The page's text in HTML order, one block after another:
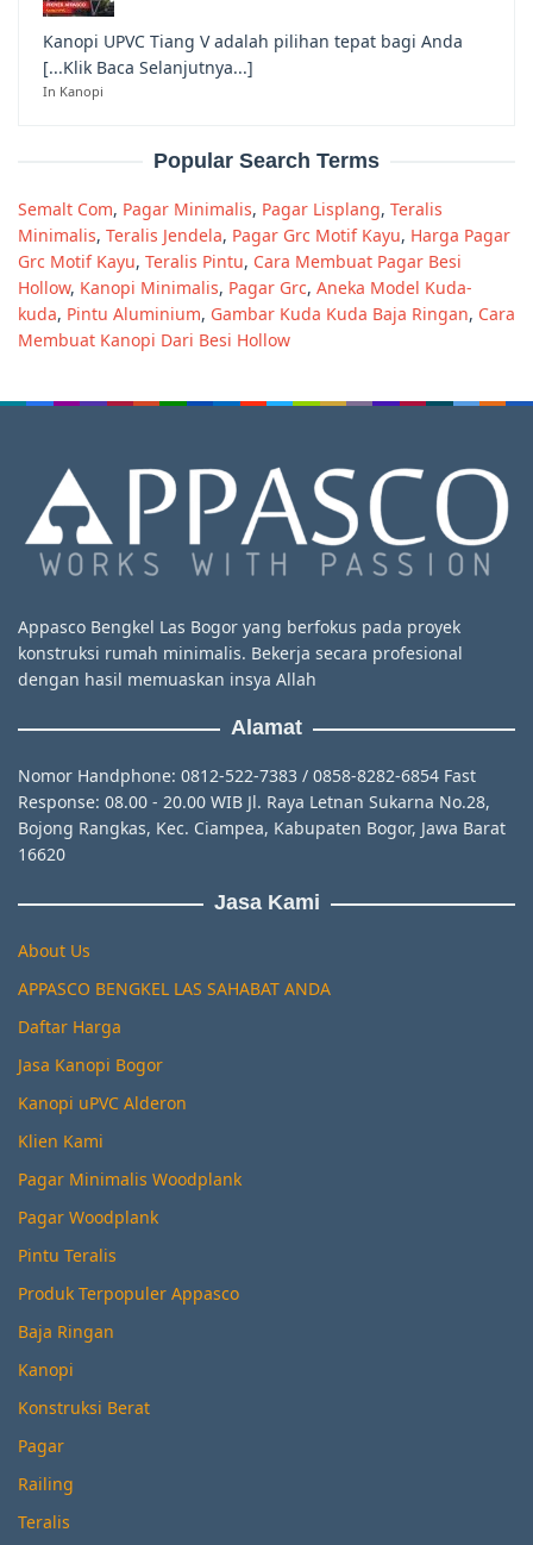
Kanopi UPVC Tiang V adalah pilihan tepat bagi Anda
[...Klik Baca Selanjutnya...]
In Kanopi
Popular Search Terms
Semalt Com, Pagar Minimalis, Pagar Lisplang, Teralis
Minimalis, Teralis Jendela, Pagar Grc Motif Kayu, Harga Pagar
Grc Motif Kayu, Teralis Pintu, Cara Membuat Pagar Besi
Hollow, Kanopi Minimalis, Pagar Grc, Aneka Model Kuda-
kuda, Pintu Aluminium, Gambar Kuda Kuda Baja Ringan, Cara
Membuat Kanopi Dari Besi Hollow
Appasco Bengkel Las Bogor yang berfokus pada proyek
konstruksi rumah minimalis. Bekerja secara profesional
dengan hasil memuaskan insya Allah
Alamat
Nomor Handphone: 0812-522-7383 / 0858-8282-6854 Fast
Response: 08.00 - 20.00 WIB Jl. Raya Letnan Sukarna No.28,
Bojong Rangkas, Kec. Ciampea, Kabupaten Bogor, Jawa Barat
16620
Jasa Kami
About Us
APPASCO BENGKEL LAS SAHABAT ANDA
Daftar Harga
Jasa Kanopi Bogor
Kanopi uPVC Alderon
Klien Kami
Pagar Minimalis Woodplank
Pagar Woodplank
Pintu Teralis
Produk Terpopuler Appasco
Baja Ringan
Kanopi
Konstruksi Berat
Pagar
Railing
Teralis